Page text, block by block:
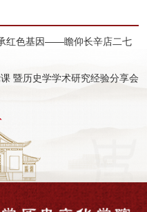
红色基因——瞻仰长辛店二七
暨历史学学术研究经验分享会